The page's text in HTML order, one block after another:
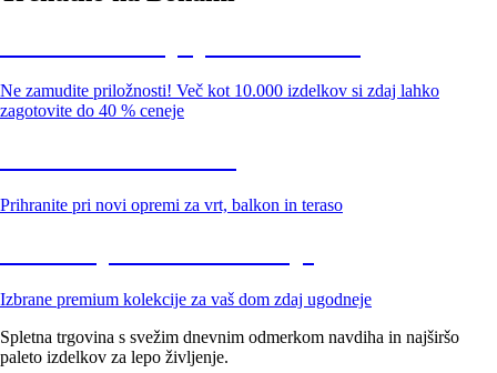
Ne zamudite priložnosti! Več kot 10.000 izdelkov si zdaj lahko
zagotovite do 40 % ceneje
Prihranite pri novi opremi za vrt, balkon in teraso
Izbrane premium kolekcije za vaš dom zdaj ugodneje
Spletna trgovina s svežim dnevnim odmerkom navdiha in najširšo
paleto izdelkov za lepo življenje.